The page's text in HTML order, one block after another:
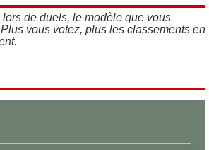
de duels, le modèle que vous
vous votez, plus les classements en